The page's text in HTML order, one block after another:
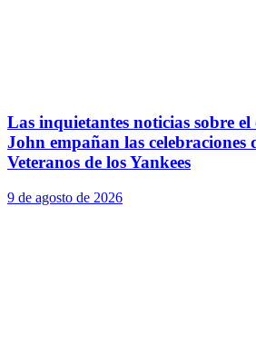
Las inquietantes noticias sobre
John empañan las celebraciones
Veteranos de los Yankees
9 de agosto de 2026